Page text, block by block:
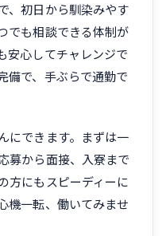
、初日から馴染みやす
でも相談できる体制が
安心してチャレンジで
備で、手ぶらで通勤で
にできます。まずは一
募から面接、入寮まで
方にもスピーディーに
機一転、働いてみませ